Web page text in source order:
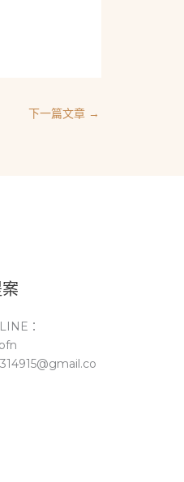
下一篇文章 →
：